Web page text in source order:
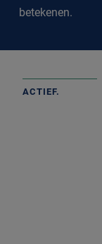
betekenen.
ACTIEF.